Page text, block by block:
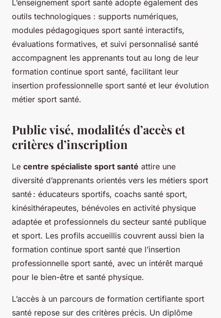
L’enseignement sport santé adopte également des
outils technologiques : supports numériques,
modules pédagogiques sport santé interactifs,
évaluations formatives, et suivi personnalisé santé
accompagnent les apprenants tout au long de leur
formation continue sport santé, facilitant leur
insertion professionnelle sport santé et leur évolution
métier sport santé.
Public visé, modalités d’accès et
critères d’inscription
Le centre spécialiste sport santé attire une
diversité d’apprenants orientés vers les métiers sport
santé : éducateurs sportifs, coachs santé sport,
kinésithérapeutes, bénévoles en activité physique
adaptée et professionnels du secteur santé publique
et sport. Les profils accueillis couvrent aussi bien la
formation continue sport santé que l’insertion
professionnelle sport santé, avec un intérêt marqué
pour le bien-être et santé physique.
L’accès à un parcours de formation certifiante sport
santé repose sur des critères précis. Un diplôme